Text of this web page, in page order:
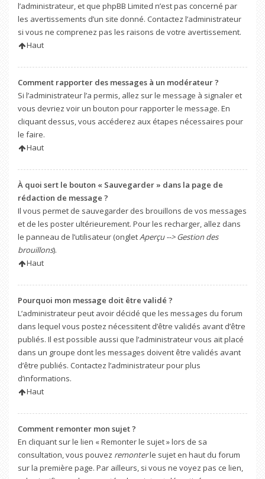
l’administrateur, et que phpBB Limited n’est pas concerné par
les avertissements d’un site donné. Contactez l’administrateur
si vous ne comprenez pas les raisons de votre avertissement.
Haut
Comment rapporter des messages à un modérateur ?
Si l’administrateur l’a permis, allez sur le message à signaler et
vous devriez voir un bouton pour rapporter le message. En
cliquant dessus, vous accéderez aux étapes nécessaires pour
le faire.
Haut
À quoi sert le bouton « Sauvegarder » dans la page de
rédaction de message ?
Il vous permet de sauvegarder des brouillons de vos messages
et de les poster ultérieurement. Pour les recharger, allez dans
le panneau de l’utilisateur (ongletAperçu --> Gestion des
brouillons).
Haut
Pourquoi mon message doit être validé ?
L’administrateur peut avoir décidé que les messages du forum
dans lequel vous postez nécessitent d’être validés avant d’être
publiés. Il est possible aussi que l’administrateur vous ait placé
dans un groupe dont les messages doivent être validés avant
d’être publiés. Contactez l’administrateur pour plus
d’informations.
Haut
Comment remonter mon sujet ?
En cliquant sur le lien « Remonter le sujet » lors de sa
consultation, vous pouvez remonterle sujet en haut du forum
sur la première page. Par ailleurs, si vous ne voyez pas ce lien,